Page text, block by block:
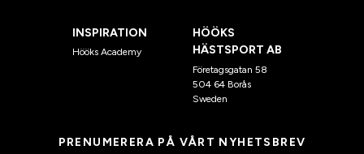
INSPIRATION
Hööks Academy
HÖÖKS
HÄSTSPORT AB
Företagsgatan 58
504 64 Borås
Sweden
PRENUMERERA PÅ VÅRT NYHETSBREV